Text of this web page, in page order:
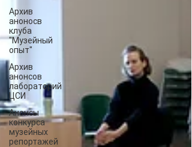
Архив
аноносв
клуба
"Музейный
опыт"
Архив
анонсов
лабораторий
ЦСИ
Анонсы
конкурса
музейных
репортажей